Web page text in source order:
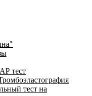
тест
тест на